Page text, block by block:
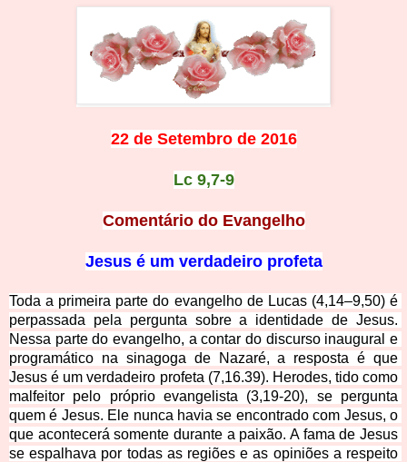
22 de Setembro de 2016
Lc 9,7-9
Comentário do Evangelho
Jesus é um verdadeiro profeta
Toda a primeira parte do evangelho de Lucas (4,14–9,50) é
perpassada pela pergunta sobre a identidade de Jesus.
Nessa parte do evangelho, a contar do discurso inaugural e
programático na sinagoga de Nazaré, a resposta é que
Jesus é um verdadeiro profeta (7,16.39). Herodes, tido como
malfeitor pelo próprio evangelista (3,19-20), se pergunta
quem é Jesus. Ele nunca havia se encontrado com Jesus, o
que acontecerá somente durante a paixão. A fama de Jesus
se espalhava por todas as regiões e as opiniões a respeito